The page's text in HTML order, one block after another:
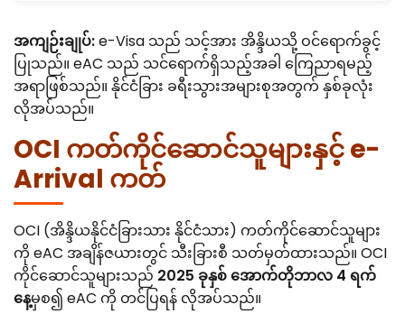
အကျဉ်းချုပ်:e-Visa သည် သင့်အား အိန္ဒိယသို့ ဝင်ရောက်ခွင့်
ပြုသည်။ eAC သည် သင်ရောက်ရှိသည့်အခါ ကြေညာရမည့်
အရာဖြစ်သည်။ နိုင်ငံခြား ခရီးသွားအများစုအတွက် နှစ်ခုလုံး
လိုအပ်သည်။
OCI ကတ်ကိုင်ဆောင်သူများနှင့် e-
Arrival ကတ်
OCI (အိန္ဒိယနိုင်ငံခြားသား နိုင်ငံသား) ကတ်ကိုင်ဆောင်သူများ
ကို eAC အချိန်ဇယားတွင် သီးခြားစီ သတ်မှတ်ထားသည်။ OCI
ကိုင်ဆောင်သူများသည် 2025 ခုနှစ် အောက်တိုဘာလ 4 ရက်
နေ့မှစ၍ eAC ကို တင်ပြရန် လိုအပ်သည်။